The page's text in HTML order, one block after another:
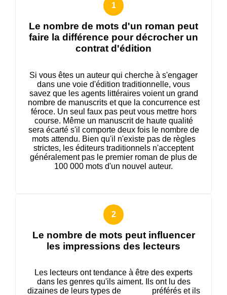
Le nombre de mots d'un roman peut
faire la différence pour décrocher un
contrat d'édition
Si vous êtes un auteur qui cherche à s'engager
dans une voie d'édition traditionnelle, vous
savez que les agents littéraires voient un grand
nombre de manuscrits et que la concurrence est
féroce. Un seul faux pas peut vous mettre hors
course. Même un manuscrit de haute qualité
sera écarté s'il comporte deux fois le nombre de
mots attendu. Bien qu'il n'existe pas de règles
strictes, les éditeurs traditionnels n'acceptent
généralement pas le premier roman de plus de
100 000 mots d'un nouvel auteur.
Le nombre de mots peut influencer
les impressions des lecteurs
Les lecteurs ont tendance à être des experts
dans les genres qu'ils aiment. Ils ont lu des
dizaines de leurs types de
préférés et ils